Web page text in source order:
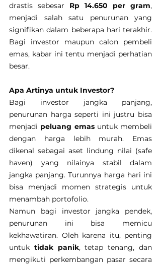
drastis sebesar Rp 14.650 per gram,
menjadi salah satu penurunan yang
signifikan dalam beberapa hari terakhir.
Bagi investor maupun calon pembeli
emas, kabar ini tentu menjadi perhatian
besar.
Apa Artinya untuk Investor?
Bagi investor jangka panjang,
penurunan harga seperti ini justru bisa
menjadi peluang emas untuk membeli
dengan harga lebih murah. Emas
dikenal sebagai aset lindung nilai (safe
haven) yang nilainya stabil dalam
jangka panjang. Turunnya harga hari ini
bisa menjadi momen strategis untuk
menambah portofolio.
Namun bagi investor jangka pendek,
penurunan ini bisa memicu
kekhawatiran. Oleh karena itu, penting
untuk tidak panik, tetap tenang, dan
mengikuti perkembangan pasar secara